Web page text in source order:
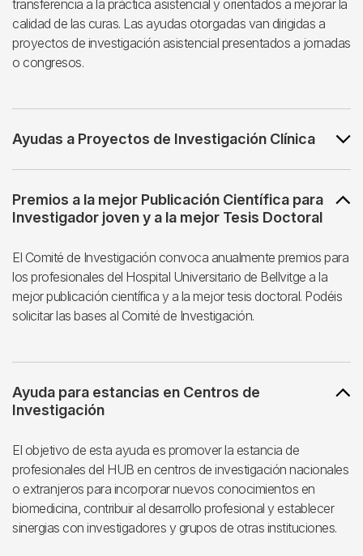
transferencia a la práctica asistencial y orientados a mejorar la
calidad de las curas. Las ayudas otorgadas van dirigidas a
proyectos de investigación asistencial presentados a jornadas
o congresos.
Ayudas a Proyectos de Investigación Clínica
Premios a la mejor Publicación Científica para
Investigador joven y a la mejor Tesis Doctoral
El Comité de Investigación convoca anualmente premios para
los profesionales del Hospital Universitario de Bellvitge a la
mejor publicación científica y a la mejor tesis doctoral. Podéis
solicitar las bases al Comité de Investigación.
Ayuda para estancias en Centros de
Investigación
El objetivo de esta ayuda es promover la estancia de
profesionales del HUB en centros de investigación nacionales
o extranjeros para incorporar nuevos conocimientos en
biomedicina, contribuir al desarrollo profesional y establecer
sinergias con investigadores y grupos de otras instituciones.